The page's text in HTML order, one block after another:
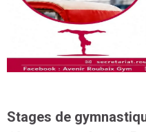
Stages de